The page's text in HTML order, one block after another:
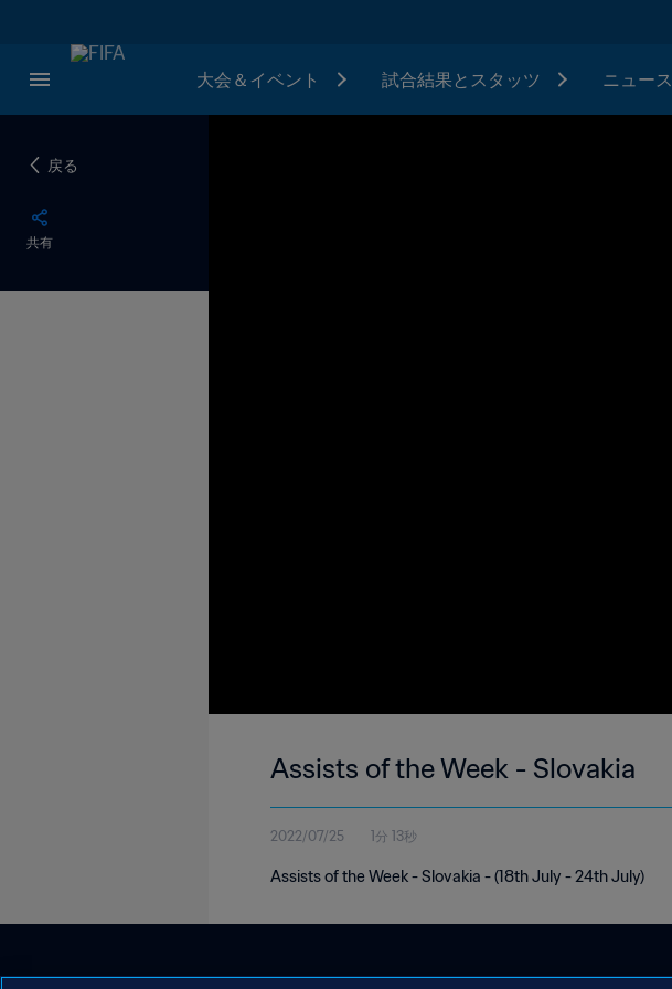
大会＆イベント 試合結果とスタッツ ニュース
戻る
共有
Assists of the Week - Slovakia
2022/07/25 1分 13秒
Assists of the Week - Slovakia - (18th July - 24th July)